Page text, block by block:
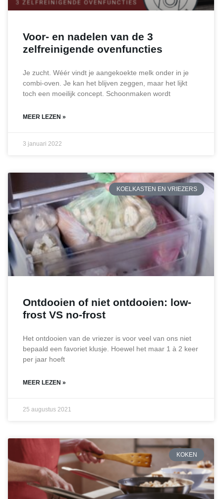
Voor- en nadelen van de 3
zelfreinigende ovenfuncties
Je zucht. Wéér vindt je aangekoekte melk onder in je
combi-oven. Je kan het blijven zeggen, maar het lijkt
toch een moeilijk concept. Schoonmaken wordt
MEER LEZEN »
3 januari 2022
KOELKASTEN EN VRIEZERS
Ontdooien of niet ontdooien: low-
frost VS no-frost
Het ontdooien van de vriezer is voor veel van ons niet
bepaald een favoriet klusje. Hoewel het maar 1 à 2 keer
per jaar hoeft
MEER LEZEN »
25 augustus 2021
KOKEN